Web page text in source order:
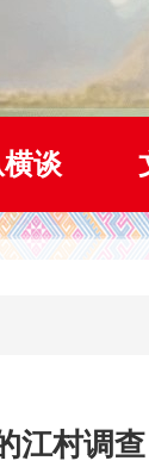
谈
江村调查